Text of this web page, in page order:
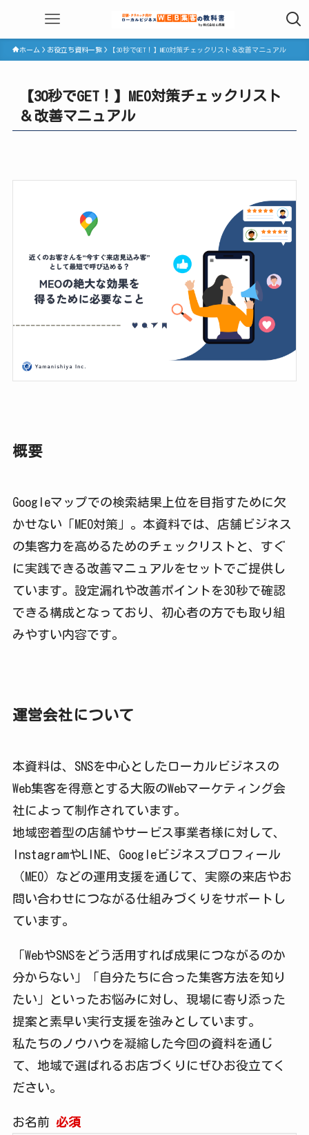
ホーム お役立ち資料一覧 【30秒でGET！】MEO対策チェックリスト＆改善マニュアル
【30秒でGET！】MEO対策チェックリスト
＆改善マニュアル
概要
Googleマップでの検索結果上位を目指すために欠
かせない「MEO対策」。本資料では、店舗ビジネス
の集客力を高めるためのチェックリストと、すぐ
に実践できる改善マニュアルをセットでご提供し
ています。設定漏れや改善ポイントを30秒で確認
できる構成となっており、初心者の方でも取り組
みやすい内容です。
運営会社について
本資料は、SNSを中心としたローカルビジネスの
Web集客を得意とする大阪のWebマーケティング会
社によって制作されています。
地域密着型の店舗やサービス事業者様に対して、
InstagramやLINE、Googleビジネスプロフィール
（MEO）などの運用支援を通じて、実際の来店やお
問い合わせにつながる仕組みづくりをサポートし
ています。
「WebやSNSをどう活用すれば成果につながるのか
分からない」「自分たちに合った集客方法を知り
たい」といったお悩みに対し、現場に寄り添った
提案と素早い実行支援を強みとしています。
私たちのノウハウを凝縮した今回の資料を通じ
て、地域で選ばれるお店づくりにぜひお役立てく
ださい。
お名前 必須